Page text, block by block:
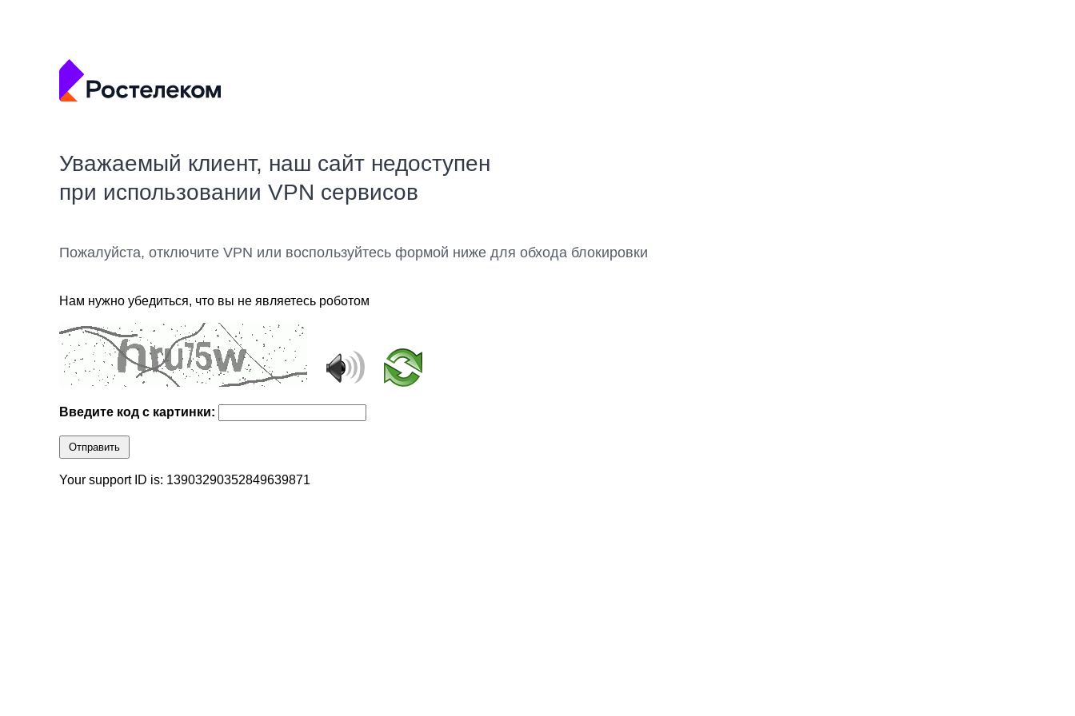
Уважаемый клиент, наш сайт недоступен
при использовании VPN сервисов
Пожалуйста, отключите VPN или воспользуйтесь формой ниже для обхода блокировки
Нам нужно убедиться, что вы не являетесь роботом
Введите код с картинки:
Отправить
Your support ID is: 13903290352849639871